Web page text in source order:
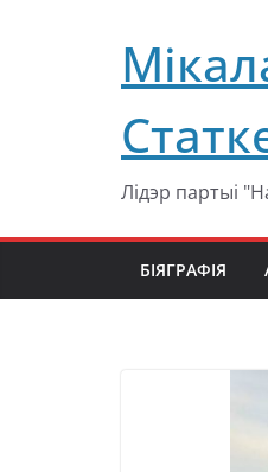
содержимому
Лідэр партыі
БІЯГРАФІЯ